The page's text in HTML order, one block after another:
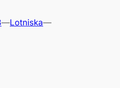
—Lotniska—